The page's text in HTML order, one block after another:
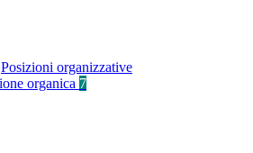
Posizioni organizzative
organica 7